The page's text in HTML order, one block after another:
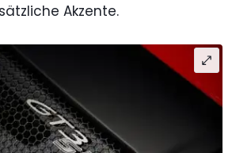
Akzente.